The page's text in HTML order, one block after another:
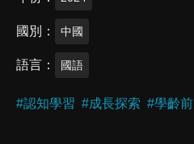
國別 中國
語言 國語
#認知學習 #成長探索 #學齡前